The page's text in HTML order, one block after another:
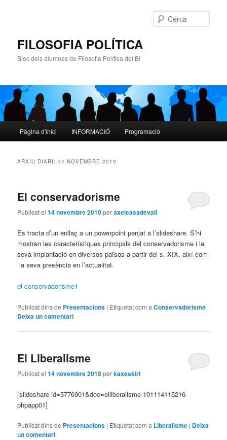
FILOSOFIA POLÍTICA
Bloc dels alumnes de Filosofia Política del BI
principal
Aneu
principal
Aneu
secundari
Pàgina d'inici INFORMACIÓ Programació
ARXIU DIARI: 14 NOVEMBRE 2010
El conservadorisme
Publicat el14 novembre 2010peraxelcasadevall
Es tracta d’un enllaç a un powerpoint penjat a l’slideshare. S’hi
mostren les característiques principals del conservadorisme i la
seva implantació en diversos països a partir del s. XIX, així com
la seva presència en l’actualitat.
el-conservadorisme1
Publicat dins de Presentacions | Etiquetat com a Conservadorisme |
Deixa un comentari
El Liberalisme
Publicat el14 novembre 2010perkaxeskiri
[slideshare id=5776901&doc=elliberalisme-101114115216-
phpapp01]
Publicat dins de Presentacions | Etiquetat com a Liberalisme | Deixa
un comentari